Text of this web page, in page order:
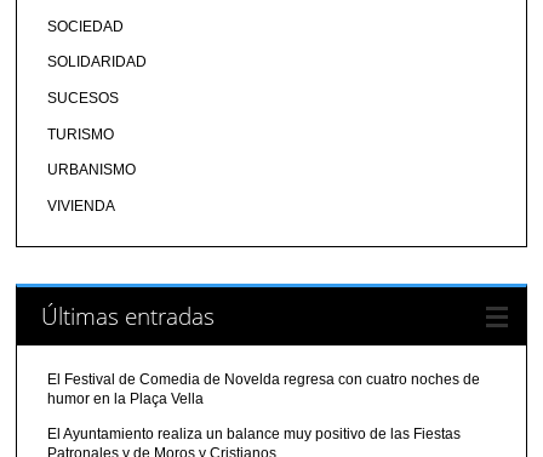
SOCIEDAD
SOLIDARIDAD
SUCESOS
TURISMO
URBANISMO
VIVIENDA
Últimas entradas
El Festival de Comedia de Novelda regresa con cuatro noches de
humor en la Plaça Vella
El Ayuntamiento realiza un balance muy positivo de las Fiestas